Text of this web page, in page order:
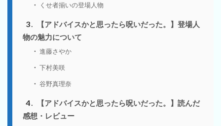
くせ者揃いの登場人物
3
【アドバイスかと思ったら呪いだった。】登場人
物の魅力について
進藤さやか
下村美咲
谷野真理奈
4
【アドバイスかと思ったら呪いだった。】読んだ
感想・レビュー